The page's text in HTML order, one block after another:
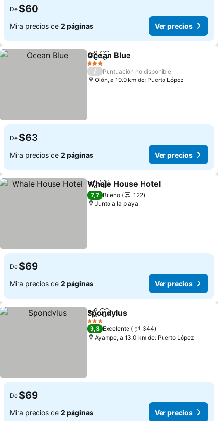
De $60
Mira precios de 2 páginas Ver precios
CompartirAgregar a favoritos
Ocean Blue
3 Estrellas
/
Puntuación no disponible
Olón, a 19.9 km de: Puerto López
De $63
Mira precios de 2 páginas Ver precios
CompartirAgregar a favoritos
Whale House Hotel
7,7 Bueno
122
Junto a la playa
De $69
Mira precios de 2 páginas Ver precios
CompartirAgregar a favoritos
Spondylus
3 Estrellas
9,3 Excelente
344
Ayampe, a 13.0 km de: Puerto López
De $69
Mira precios de 2 páginas Ver precios